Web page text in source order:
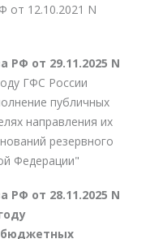
от 12.10.2021 N
РФ от 29.11.2025 N
ГФС России
публичных
направления их
резервного
Федерации"
РФ от 28.11.2025 N
бюджетных